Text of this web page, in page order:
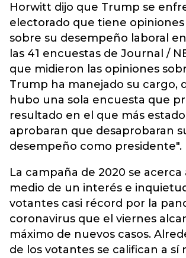
Horwitt dijo que Trump se
electorado que tiene
sobre su desempeño laboral
las 41 encuestas de Journal /
que midieron las opiniones
Trump ha manejado su cargo,
hubo una sola encuesta que
resultado en el que más
aprobaran que desaprobaran
desempeño como presidente".
La campaña de 2020 se acerca
medio de un interés e
votantes casi récord por la
coronavirus que el viernes
máximo de nuevos casos.
de los votantes se califican a sí